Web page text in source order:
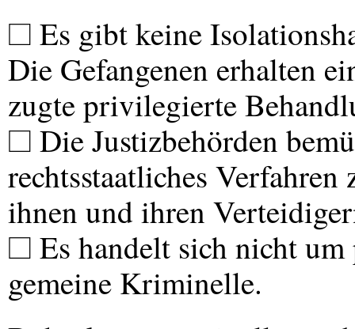
□ Es gibt keine
Die Gefangenen erhalten
zugte privilegierte
□ Die Justizbehörden
rechtsstaatliches
ihnen und ihren
□ Es handelt sich nicht um
gemeine Kriminelle.